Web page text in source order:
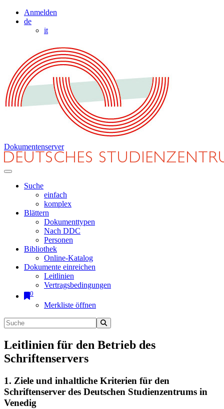
Anmelden
de
it
Dokumentenserver
Suche
einfach
komplex
Blättern
Dokumenttypen
Nach DDC
Personen
Bibliothek
Online-Katalog
Dokumente einreichen
Leitlinien
Vertragsbedingungen
0
Merkliste öffnen
Leitlinien für den Betrieb des
Schriftenservers
1. Ziele und inhaltliche Kriterien für den
Schriftenserver des Deutschen Studienzentrums in
Venedig